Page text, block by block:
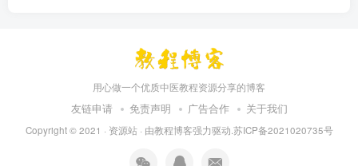
用心做一个优质中医教程资源分享的博客
友链申请 免责声明 广告合作 关于我们
Copyright © 2021 · 资源站· 由教程博客强力驱动.苏ICP备2021020735号